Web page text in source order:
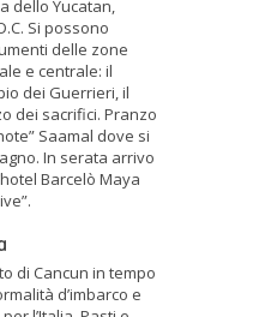
dello Yucatan,
Si possono
delle zone
e centrale: il
dei Guerrieri, il
dei sacrifici. Pranzo
Saamal dove si
In serata arrivo
Barcelò Maya
di Cancun in tempo
d’imbarco e